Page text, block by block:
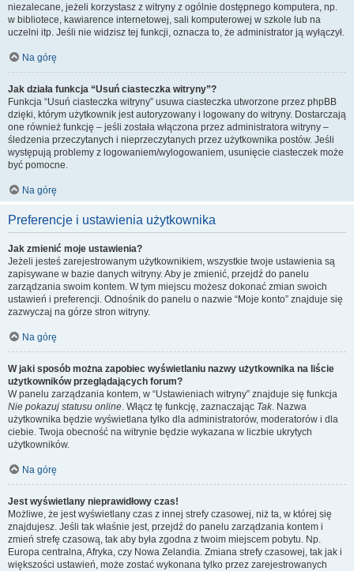
niezalecane, jeżeli korzystasz z witryny z ogólnie dostępnego komputera, np.
w bibliotece, kawiarence internetowej, sali komputerowej w szkole lub na
uczelni itp. Jeśli nie widzisz tej funkcji, oznacza to, że administrator ją wyłączył.
Na górę
Jak działa funkcja “Usuń ciasteczka witryny”?
Funkcja “Usuń ciasteczka witryny” usuwa ciasteczka utworzone przez phpBB
dzięki, którym użytkownik jest autoryzowany i logowany do witryny. Dostarczają
one również funkcję – jeśli została włączona przez administratora witryny –
śledzenia przeczytanych i nieprzeczytanych przez użytkownika postów. Jeśli
występują problemy z logowaniem/wylogowaniem, usunięcie ciasteczek może
być pomocne.
Na górę
Preferencje i ustawienia użytkownika
Jak zmienić moje ustawienia?
Jeżeli jesteś zarejestrowanym użytkownikiem, wszystkie twoje ustawienia są
zapisywane w bazie danych witryny. Aby je zmienić, przejdź do panelu
zarządzania swoim kontem. W tym miejscu możesz dokonać zmian swoich
ustawień i preferencji. Odnośnik do panelu o nazwie “Moje konto” znajduje się
zazwyczaj na górze stron witryny.
Na górę
W jaki sposób można zapobiec wyświetlaniu nazwy użytkownika na liście
użytkowników przeglądających forum?
W panelu zarządzania kontem, w “Ustawieniach witryny” znajduje się funkcja
Nie pokazuj statusu online. Włącz tę funkcję, zaznaczając Tak. Nazwa
użytkownika będzie wyświetlana tylko dla administratorów, moderatorów i dla
ciebie. Twoja obecność na witrynie będzie wykazana w liczbie ukrytych
użytkowników.
Na górę
Jest wyświetlany nieprawidłowy czas!
Możliwe, że jest wyświetlany czas z innej strefy czasowej, niż ta, w której się
znajdujesz. Jeśli tak właśnie jest, przejdź do panelu zarządzania kontem i
zmień strefę czasową, tak aby była zgodna z twoim miejscem pobytu. Np.
Europa centralna, Afryka, czy Nowa Zelandia. Zmiana strefy czasowej, tak jak i
większości ustawień, może zostać wykonana tylko przez zarejestrowanych